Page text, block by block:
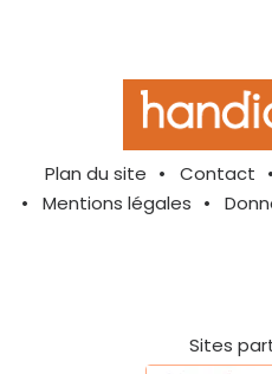
Plan du site Contact
Mentions légales
Sites